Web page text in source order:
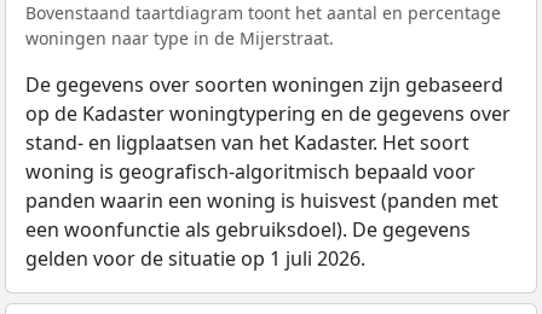
Bovenstaand taartdiagram toont het aantal en percentage
woningen naar type in de Mijerstraat.
De gegevens over soorten woningen zijn gebaseerd
op de Kadaster woningtypering en de gegevens over
stand- en ligplaatsen van het Kadaster. Het soort
woning is geografisch-algoritmisch bepaald voor
panden waarin een woning is huisvest (panden met
een woonfunctie als gebruiksdoel). De gegevens
gelden voor de situatie op 1 juli 2026.